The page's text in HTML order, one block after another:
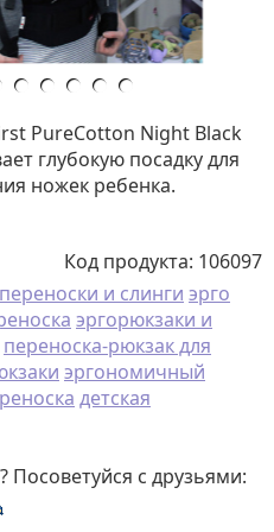
PureCotton Night Black
глубокую посадку для
ножек ребенка.
Код продукта: 106097
и слинги эрго
эргорюкзаки и
переноска-рюкзак для
эргономичный
детская
с друзьями: